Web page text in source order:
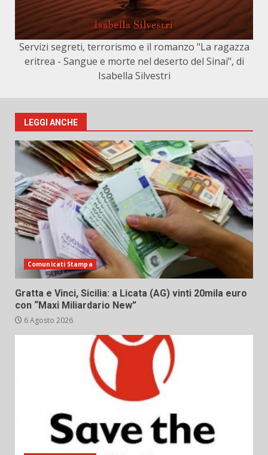
Servizi segreti, terrorismo e il romanzo "La ragazza
eritrea - Sangue e morte nel deserto del Sinai", di
Isabella Silvestri
LEGGI ANCHE
Comunicati Stampa
Gratta e Vinci, Sicilia: a Licata (AG) vinti 20mila euro
con “Maxi Miliardario New”
6 Agosto 2026